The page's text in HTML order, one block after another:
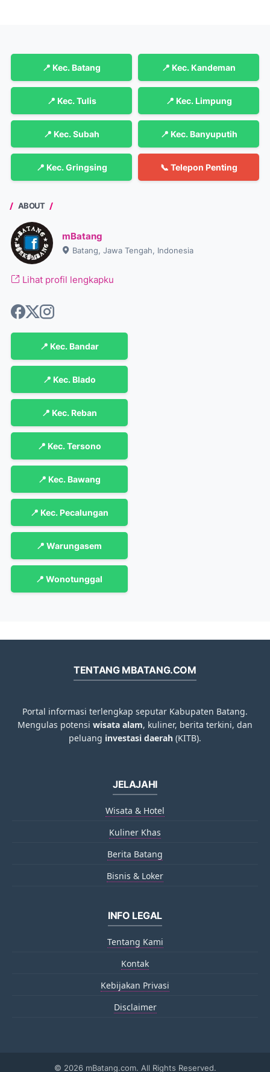
📍 Kec. Batang 📍 Kec. Kandeman
📍 Kec. Tulis 📍 Kec. Limpung
📍 Kec. Subah 📍 Kec. Banyuputih
📍 Kec. Gringsing 📞 Telepon Penting
ABOUT
mBatang
Batang, Jawa Tengah, Indonesia
Lihat profil lengkapku
📍 Kec. Bandar
📍 Kec. Blado
📍 Kec. Reban
📍 Kec. Tersono
📍 Kec. Bawang
📍 Kec. Pecalungan
📍 Warungasem
📍 Wonotunggal
TENTANG MBATANG.COM
Portal informasi terlengkap seputar Kabupaten Batang.
Mengulas potensi wisata alam, kuliner, berita terkini, dan
peluang investasi daerah (KITB).
JELAJAHI
Wisata & Hotel
Kuliner Khas
Berita Batang
Bisnis & Loker
INFO LEGAL
Tentang Kami
Kontak
Kebijakan Privasi
Disclaimer
© 2026 mBatang.com. All Rights Reserved.